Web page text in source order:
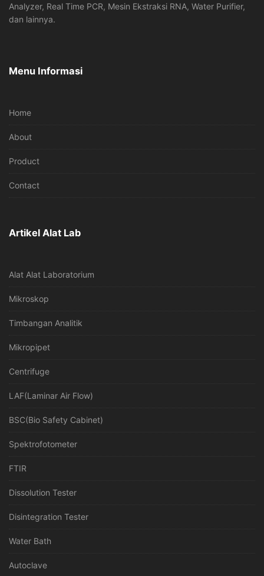
Analyzer, Real Time PCR, Mesin Ekstraksi RNA, Water Purifier,
dan lainnya.
Menu Informasi
Home
About
Product
Contact
Artikel Alat Lab
Alat Alat Laboratorium
Mikroskop
Timbangan Analitik
Mikropipet
Centrifuge
LAF(Laminar Air Flow)
BSC(Bio Safety Cabinet)
Spektrofotometer
FTIR
Dissolution Tester
Disintegration Tester
Water Bath
Autoclave